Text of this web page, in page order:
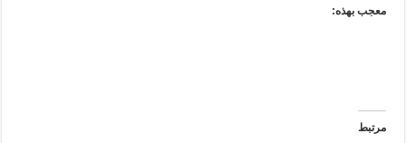
معجب بهذه:
مرتبط